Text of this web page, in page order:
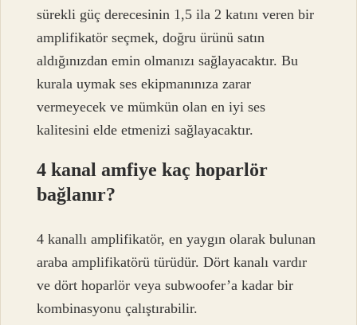
sürekli güç derecesinin 1,5 ila 2 katını veren bir
amplifikatör seçmek, doğru ürünü satın
aldığınızdan emin olmanızı sağlayacaktır. Bu
kurala uymak ses ekipmanınıza zarar
vermeyecek ve mümkün olan en iyi ses
kalitesini elde etmenizi sağlayacaktır.
4 kanal amfiye kaç hoparlör
bağlanır?
4 kanallı amplifikatör, en yaygın olarak bulunan
araba amplifikatörü türüdür. Dört kanalı vardır
ve dört hoparlör veya subwoofer’a kadar bir
kombinasyonu çalıştırabilir.